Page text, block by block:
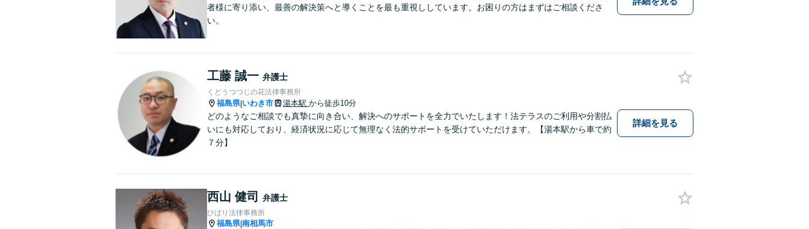
者様に寄り添い、最善の解決策へと導くことを最も重視ししています。お困りの方はまずはご相談くださ
い。
工藤 誠一 弁護士
くどうつつじの花法律事務所
福島県|いわき市 湯本駅 から徒歩10分
どのようなご相談でも真摯に向き合い、解決へのサポートを全力でいたします！法テラスのご利用や分割払
いにも対応しており、経済状況に応じて無理なく法的サポートを受けていただけます。【湯本駅から車で約
７分】
詳細を見る
西山 健司 弁護士
ひばり法律事務所
福島県|南相馬市